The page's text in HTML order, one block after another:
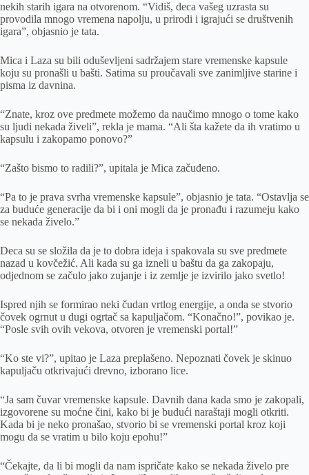
nekih starih igara na otvorenom. “Vidiš, deca vašeg uzrasta su
provodila mnogo vremena napolju, u prirodi i igrajući se društvenih
igara”, objasnio je tata.
Mica i Laza su bili oduševljeni sadržajem stare vremenske kapsule
koju su pronašli u bašti. Satima su proučavali sve zanimljive starine i
pisma iz davnina.
“Znate, kroz ove predmete možemo da naučimo mnogo o tome kako
su ljudi nekada živeli”, rekla je mama. “Ali šta kažete da ih vratimo u
kapsulu i zakopamo ponovo?”
“Zašto bismo to radili?”, upitala je Mica začuđeno.
“Pa to je prava svrha vremenske kapsule”, objasnio je tata. “Ostavlja se
za buduće generacije da bi i oni mogli da je pronađu i razumeju kako
se nekada živelo.”
Deca su se složila da je to dobra ideja i spakovala su sve predmete
nazad u kovčežić. Ali kada su ga izneli u baštu da ga zakopaju,
odjednom se začulo jako zujanje i iz zemlje je izvirilo jako svetlo!
Ispred njih se formirao neki čudan vrtlog energije, a onda se stvorio
čovek ogrnut u dugi ogrtač sa kapuljačom. “Konačno!”, povikao je.
“Posle svih ovih vekova, otvoren je vremenski portal!”
“Ko ste vi?”, upitao je Laza preplašeno. Nepoznati čovek je skinuo
kapuljaču otkrivajući drevno, izborano lice.
“Ja sam čuvar vremenske kapsule. Davnih dana kada smo je zakopali,
izgovorene su moćne čini, kako bi je budući naraštaji mogli otkriti.
Kada bi je neko pronašao, stvorio bi se vremenski portal kroz koji
mogu da se vratim u bilo koju epohu!”
“Čekajte, da li bi mogli da nam ispričate kako se nekada živelo pre